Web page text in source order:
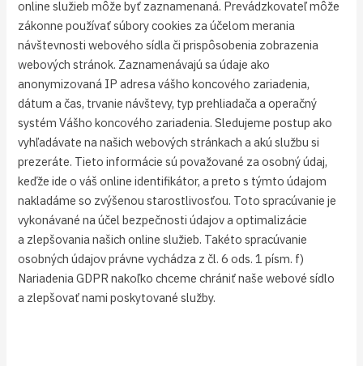
online služieb môže byť zaznamenaná. Prevádzkovateľ môže
zákonne používať súbory cookies za účelom merania
návštevnosti webového sídla či prispôsobenia zobrazenia
webových stránok. Zaznamenávajú sa údaje ako
anonymizovaná IP adresa vášho koncového zariadenia,
dátum a čas, trvanie návštevy, typ prehliadača a operačný
systém Vášho koncového zariadenia. Sledujeme postup ako
vyhľadávate na našich webových stránkach a akú službu si
prezeráte. Tieto informácie sú považované za osobný údaj,
keďže ide o váš online identifikátor, a preto s týmto údajom
nakladáme so zvýšenou starostlivosťou. Toto spracúvanie je
vykonávané na účel bezpečnosti údajov a optimalizácie
a zlepšovania našich online služieb. Takéto spracúvanie
osobných údajov právne vychádza z čl. 6 ods. 1 písm. f)
Nariadenia GDPR nakoľko chceme chrániť naše webové sídlo
a zlepšovať nami poskytované služby.